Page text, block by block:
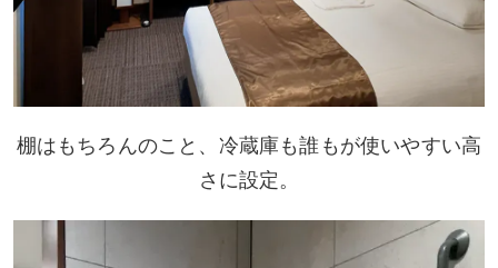
棚はもちろんのこと、冷蔵庫も誰もが使いやすい高
さに設定。